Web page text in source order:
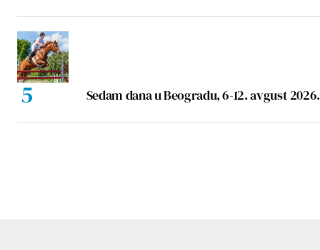
Sedam dana u Beogradu, 6-12. avgust 2026.